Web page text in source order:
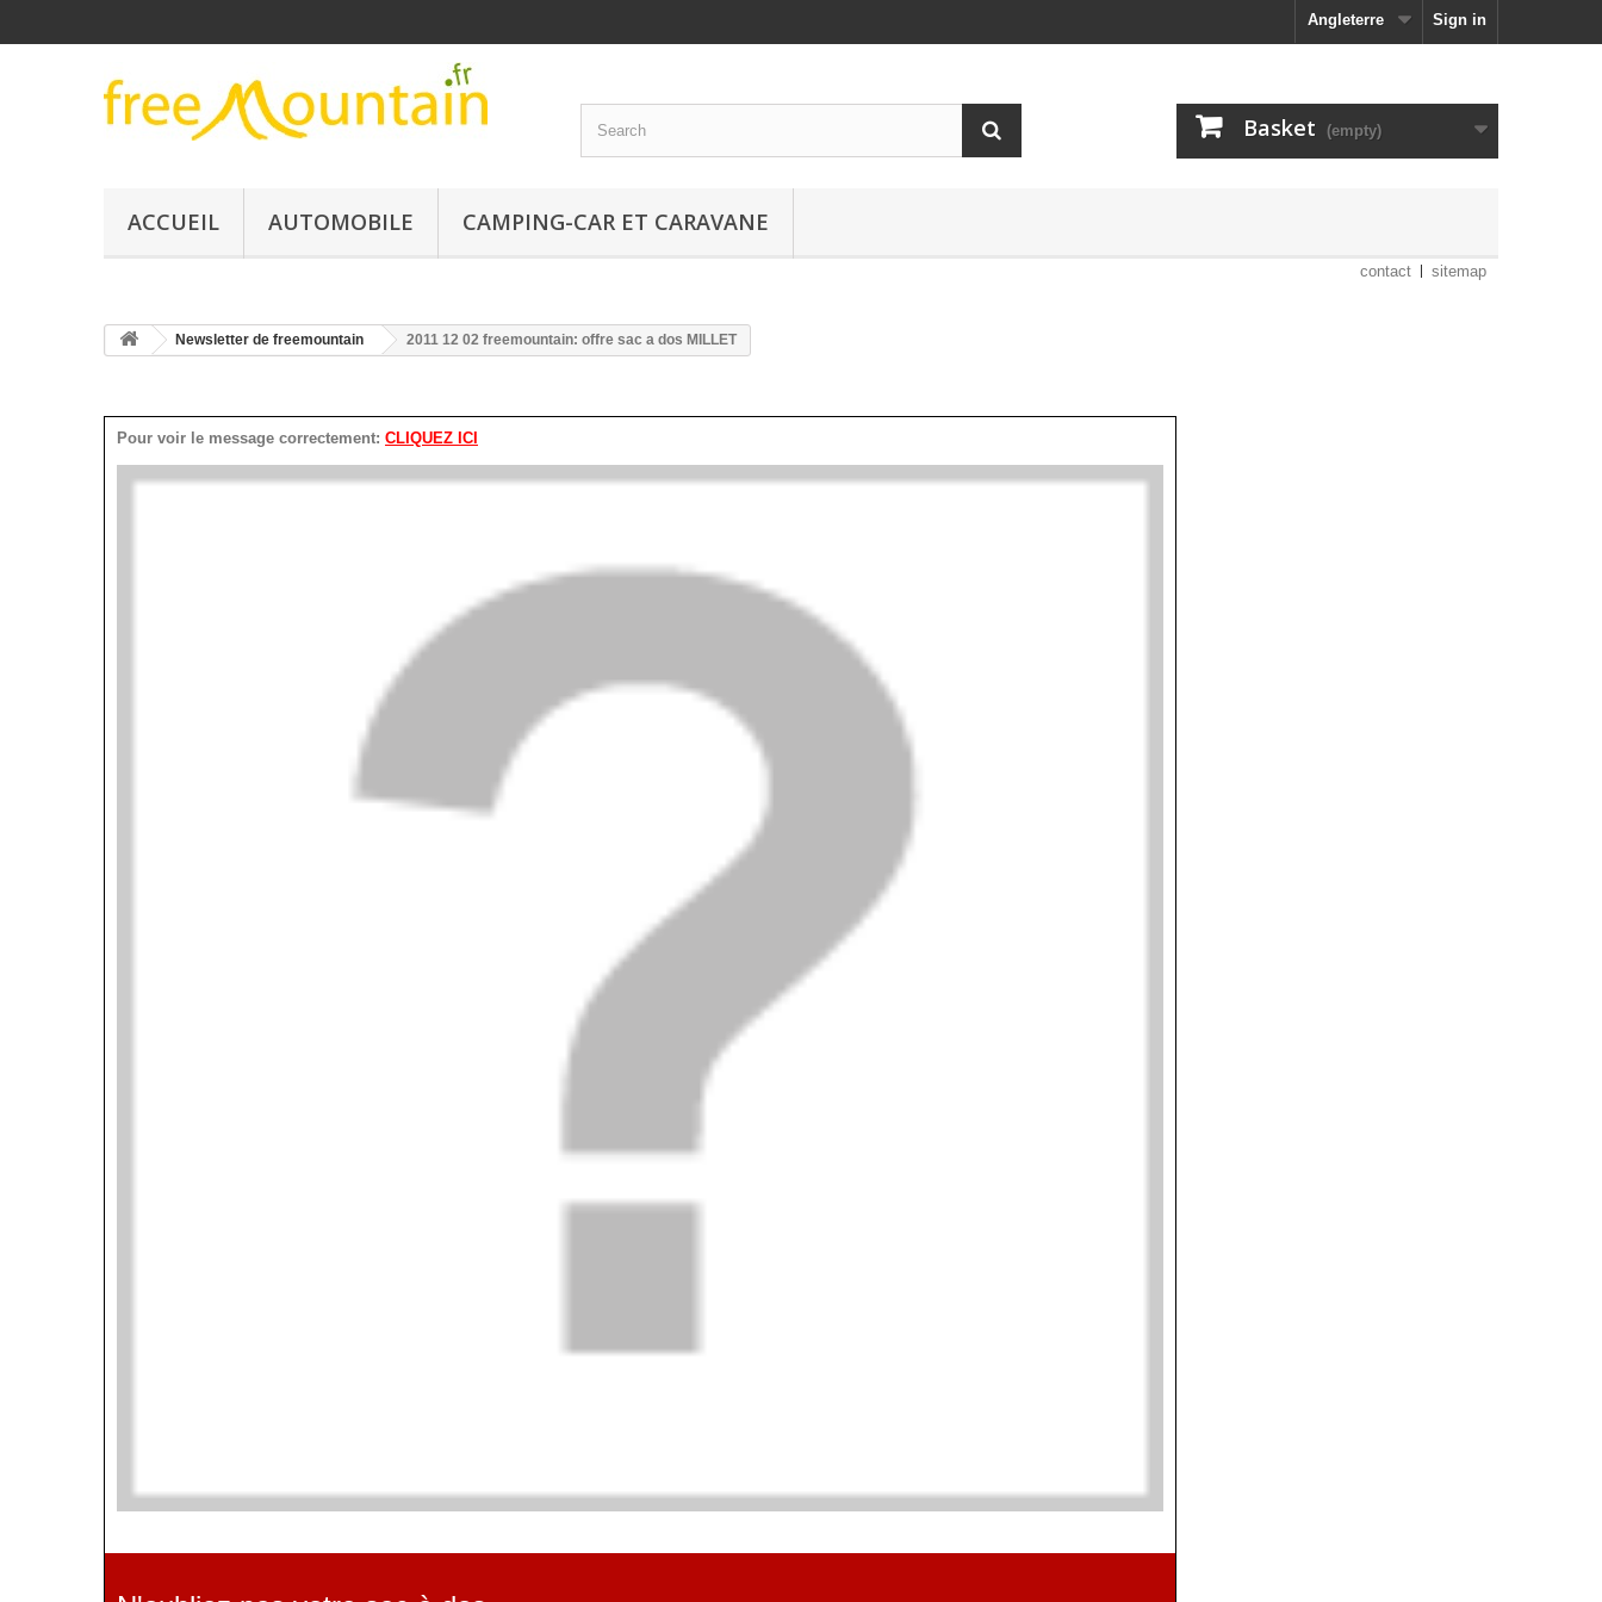
Sign in
Angleterre
Basket (empty)
ACCUEIL AUTOMOBILE CAMPING-CAR ET CARAVANE
contact sitemap
Newsletter de freemountain 2011 12 02 freemountain: offre sac a dos MILLET
Pour voir le message correctement: CLIQUEZ ICI